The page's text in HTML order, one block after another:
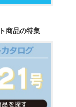
商品の特集